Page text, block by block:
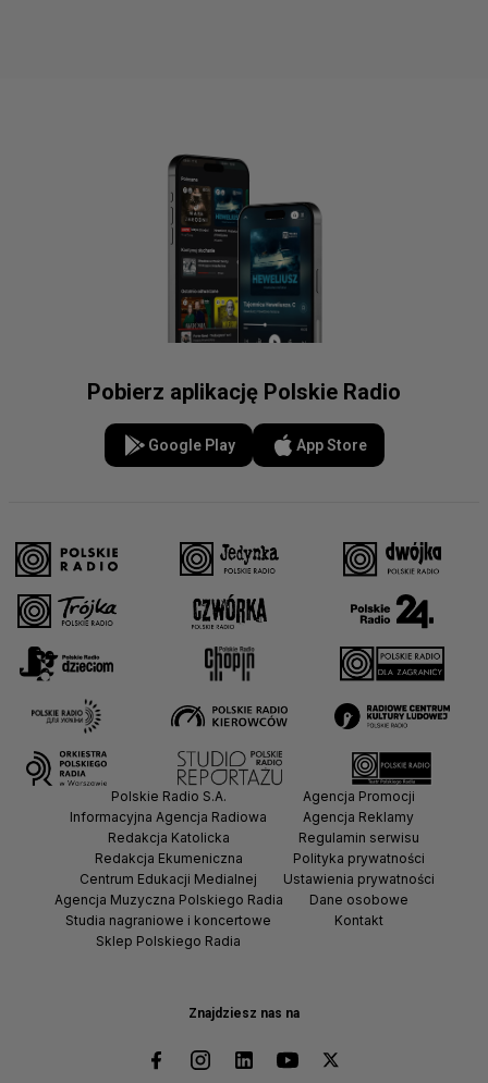
Pobierz aplikację Polskie Radio
Google Play App Store
Znajdziesz nas na
Polskie Radio S.A.
Informacyjna Agencja Radiowa
Redakcja Katolicka
Redakcja Ekumeniczna
Centrum Edukacji Medialnej
Agencja Muzyczna Polskiego Radia
Studia nagraniowe i koncertowe
Sklep Polskiego Radia
Agencja Promocji
Agencja Reklamy
Regulamin serwisu
Polityka prywatności
Ustawienia prywatności
Dane osobowe
Kontakt